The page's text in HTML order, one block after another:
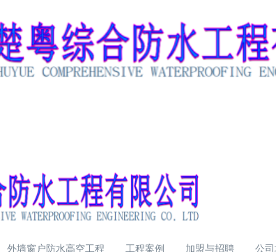
外墙窗户防水高空工程 工程案例 加盟与招聘 公